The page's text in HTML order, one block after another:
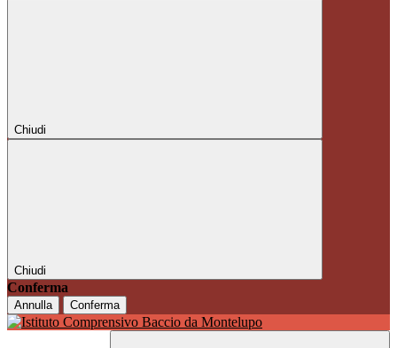
Chiudi
Chiudi
Conferma
Annulla Conferma